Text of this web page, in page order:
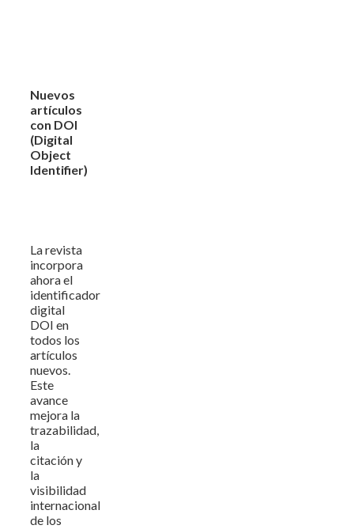
Nuevos
artículos
con DOI
(Digital
Object
Identifier)
La revista
incorpora
ahora el
identificador
digital
DOI en
todos los
artículos
nuevos.
Este
avance
mejora la
trazabilidad,
la
citación y
la
visibilidad
internacional
de los